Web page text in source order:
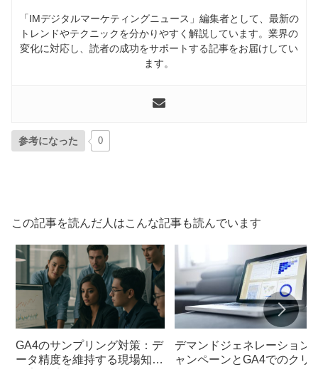
「IMデジタルマーケティングニュース」編集者として、最新の
トレンドやテクニックを分かりやすく解説しています。業界の
変化に対応し、読者の成功をサポートする記事をお届けしてい
ます。
参考になった 0
この記事を読んだ人はこんな記事も読んでいます
GA4のサンプリング対策：デ
ータ精度を維持する現場知見
デマンドジェネレーション
ャンペーンとGA4でのクリ